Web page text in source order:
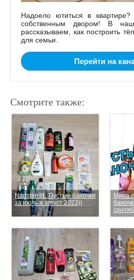
Надоело ютиться в
собственным двором! В
рассказываем, как построить
для семьи.
Перейти на
Смотрите также:
Nadsten91. Пустые баночки
за июль и август 2023))
Мина-